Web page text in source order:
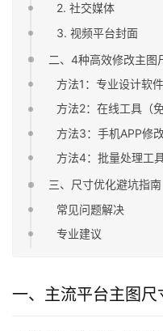
2. 社交媒体
3. 视频平台封面
二、4种高效修改主图
方法1：专业设计软
方法2：在线工具（
方法3：手机APP修
方法4：批量处理工
三、尺寸优化避坑指南
常见问题解决
专业建议
一、主流平台主图尺